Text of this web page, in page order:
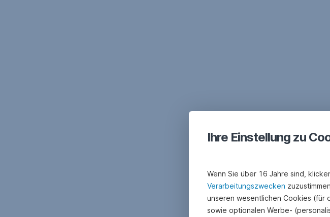
Ihre Einstellung zu
Wenn Sie über 16 Jahre sind,
Verarbeitungszwecken
unseren wesentlichen Cookies (für
sowie optionalen Werbe-